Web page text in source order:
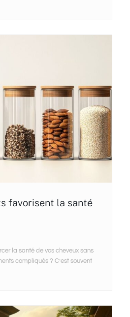
favorisent la santé
la santé de vos cheveux sans
compliqués ? C’est souvent